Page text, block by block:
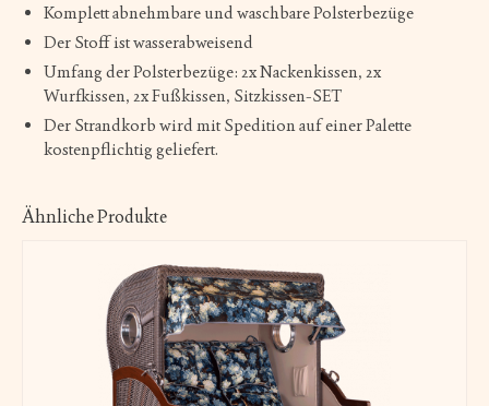
Komplett abnehmbare und waschbare Polsterbezüge
Der Stoff ist wasserabweisend
Umfang der Polsterbezüge: 2x Nackenkissen, 2x
Wurfkissen, 2x Fußkissen, Sitzkissen-SET
Der Strandkorb wird mit Spedition auf einer Palette
kostenpflichtig geliefert.
Ähnliche Produkte